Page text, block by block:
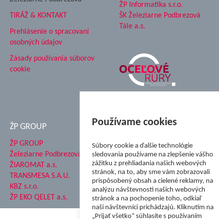
TIRÁŽ & KONTAKT
Prehlásenie o spracovaní
osobných údajov
Zásady používania súborov
cookie
ŽP Informatika s.r.o.
ŠK Železiarne Podbrezová
Tále a.s.
ŽP GROUP
ŽP GROUP
Železiarne Podbrezová a.s.
ŽIAROMAT a.s.
TRANSMESA S.A.U.
KBZ s.r.o.
ŽP EKO QELET a.s.
Používame cookies
Súbory cookie a ďalšie technológie
sledovania používame na zlepšenie vášho
zážitku z prehliadania našich webových
stránok, na to, aby sme vám zobrazovali
prispôsobený obsah a cielené reklamy, na
analýzu návštevnosti našich webových
stránok a na pochopenie toho, odkiaľ
naši návštevníci prichádzajú. Kliknutím na
„Prijať všetko” súhlasíte s používaním